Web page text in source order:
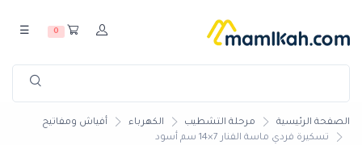
0
☰
الصفحة الرئيسية مرحلة التشطيب الكهرباء
أفياش ومفاتيح
تسكيرة فردي ماسة الفنار 7×14 سم أسود